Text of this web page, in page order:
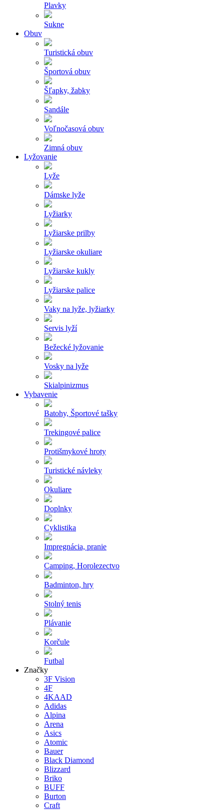
Plavky
Sukne
Obuv
Turistická obuv
Športová obuv
Šľapky, žabky
Sandále
Voľnočasová obuv
Zimná obuv
Lyžovanie
Lyže
Dámske lyže
Lyžiarky
Lyžiarske prilby
Lyžiarske okuliare
Lyžiarske kukly
Lyžiarske palice
Vaky na lyže, lyžiarky
Servis lyží
Bežecké lyžovanie
Vosky na lyže
Skialpinizmus
Vybavenie
Batohy, Športové tašky
Trekingové palice
Protišmykové hroty
Turistické návleky
Okuliare
Doplnky
Cyklistika
Impregnácia, pranie
Camping, Horolezectvo
Badminton, hry
Stolný tenis
Plávanie
Korčule
Futbal
Značky
3F Vision
4F
4KAAD
Adidas
Alpina
Arena
Asics
Atomic
Bauer
Black Diamond
Blizzard
Briko
BUFF
Burton
Craft